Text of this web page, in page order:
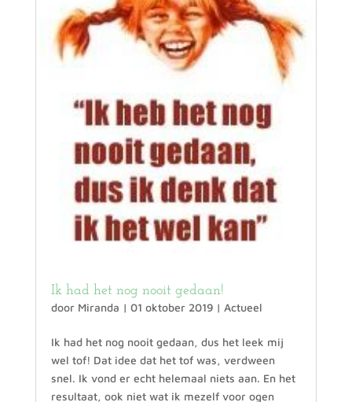
Ik had het nog nooit gedaan!
door Miranda | 01 oktober 2019| Actueel
Ik had het nog nooit gedaan, dus het leek mij
wel tof! Dat idee dat het tof was, verdween
snel. Ik vond er echt helemaal niets aan. En het
resultaat, ook niet wat ik mezelf voor ogen